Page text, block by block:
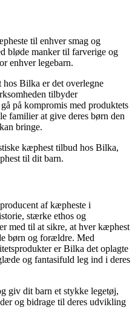
til enhver smag og
bløde manker til farverige og
enhver legebarn.
hos Bilka er det overlegne
tilbyder
på kompromis med produktets
familier at give deres børn den
bringe.
kæphest tilbud hos Bilka,
til dit barn.
af kæpheste i
stærke ethos og
med til at sikre, at hver kæphest
børn og forældre. Med
er Bilka det oplagte
og fantasifuld leg ind i deres
giv dit barn et stykke legetøj,
og bidrage til deres udvikling